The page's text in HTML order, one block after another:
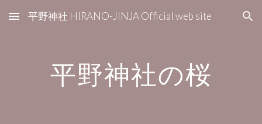
Skip to main content Skip to navigation
平野神社 HIRANO-JINJA Official web site
平野神社の桜